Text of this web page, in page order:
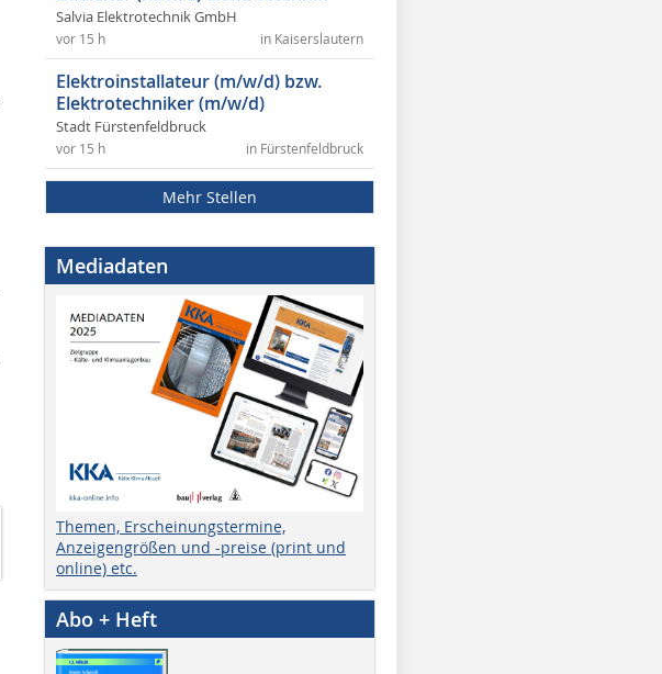
Salvia Elektrotechnik GmbH
in Kaiserslautern
vor 15 h
Elektroinstallateur (m/w/d) bzw.
Elektrotechniker (m/w/d)
Stadt Fürstenfeldbruck
in Fürstenfeldbruck
vor 15 h
Mehr Stellen
Mediadaten
Themen, Erscheinungstermine,
Anzeigengrößen und -preise (print und
online) etc.
Abo + Heft